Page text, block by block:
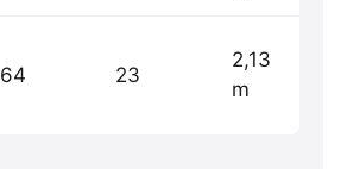
64 23
2,13
m